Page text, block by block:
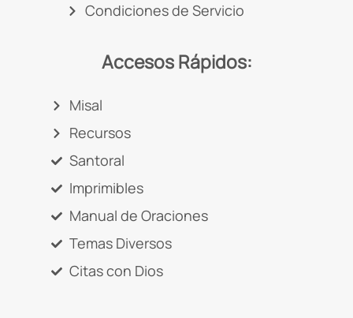
Condiciones de Servicio
Accesos Rápidos:
Misal
Recursos
Santoral
Imprimibles
Manual de Oraciones
Temas Diversos
Citas con Dios